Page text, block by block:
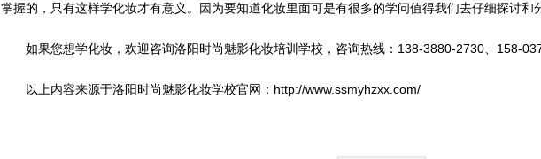
掌握的，只有这样学化妆才有意义。因为要知道化妆里面可是有很多的学问值得我们去仔细探讨和
如果您想学化妆，欢迎咨询洛阳时尚魅影化妆培训学校，咨询热线：138-3880-2730、158-
以上内容来源于洛阳时尚魅影化妆学校官网：http://www.ssmyhzxx.com/